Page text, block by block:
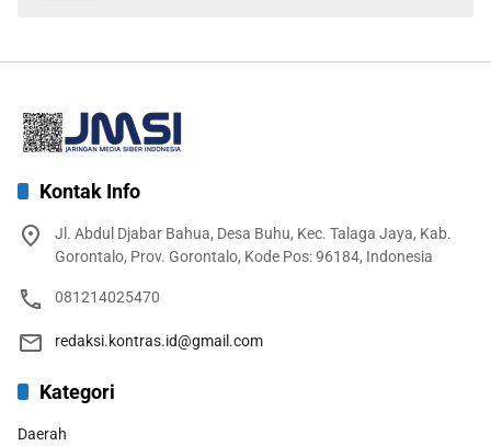
Kontak Info
Jl. Abdul Djabar Bahua, Desa Buhu, Kec. Talaga Jaya, Kab.
Gorontalo, Prov. Gorontalo, Kode Pos: 96184, Indonesia
081214025470
redaksi.kontras.id@gmail.com
Kategori
Daerah